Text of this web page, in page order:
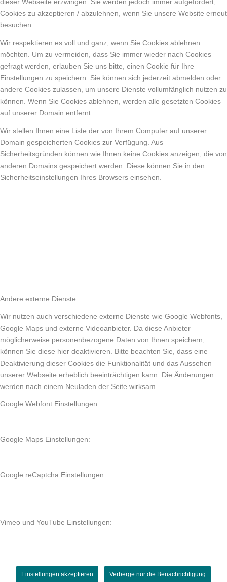
Cookies zu akzeptieren / abzulehnen, wenn Sie unsere Website erneut
besuchen.
Wir respektieren es voll und ganz, wenn Sie Cookies ablehnen
möchten. Um zu vermeiden, dass Sie immer wieder nach Cookies
gefragt werden, erlauben Sie uns bitte, einen Cookie für Ihre
Einstellungen zu speichern. Sie können sich jederzeit abmelden oder
andere Cookies zulassen, um unsere Dienste vollumfänglich nutzen zu
können. Wenn Sie Cookies ablehnen, werden alle gesetzten Cookies
auf unserer Domain entfernt.
Wir stellen Ihnen eine Liste der von Ihrem Computer auf unserer
Domain gespeicherten Cookies zur Verfügung. Aus
Sicherheitsgründen können wie Ihnen keine Cookies anzeigen, die von
anderen Domains gespeichert werden. Diese können Sie in den
Sicherheitseinstellungen Ihres Browsers einsehen.
Andere externe Dienste
Wir nutzen auch verschiedene externe Dienste wie Google Webfonts,
Google Maps und externe Videoanbieter. Da diese Anbieter
möglicherweise personenbezogene Daten von Ihnen speichern,
können Sie diese hier deaktivieren. Bitte beachten Sie, dass eine
Deaktivierung dieser Cookies die Funktionalität und das Aussehen
unserer Webseite erheblich beeinträchtigen kann. Die Änderungen
werden nach einem Neuladen der Seite wirksam.
Google Webfont Einstellungen:
Google Maps Einstellungen:
Google reCaptcha Einstellungen:
Vimeo und YouTube Einstellungen:
Einstellungen akzeptieren Verberge nur die Benachrichtigung